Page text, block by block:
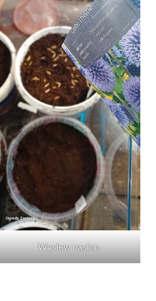
Wysiew nasion